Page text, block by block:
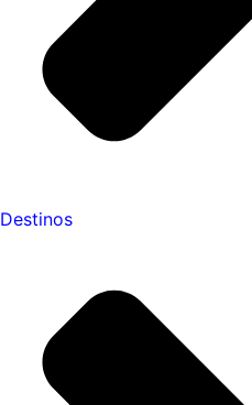
Destinos